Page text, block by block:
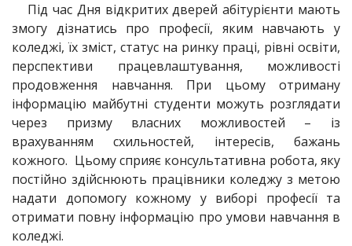
Під час Дня відкритих дверей абітурієнти мають
змогу дізнатись про професії, яким навчають у
коледжі, їх зміст, статус на ринку праці, рівні освіти,
перспективи працевлаштування, можливості
продовження навчання. При цьому отриману
інформацію майбутні студенти можуть розглядати
через призму власних можливостей – із
врахуванням схильностей, інтересів, бажань
кожного. Цьому сприяє консультативна робота, яку
постійно здійснюють працівники коледжу з метою
надати допомогу кожному у виборі професії та
отримати повну інформацію про умови навчання в
коледжі.